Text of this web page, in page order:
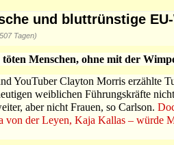
und bluttrünstige
Tagen)
Menschen, ohne mit der
YouTuber Clayton Morris erzählte
weiblichen Führungskräfte
aber nicht Frauen, so Carlson.
von der Leyen, Kaja Kallas – würde